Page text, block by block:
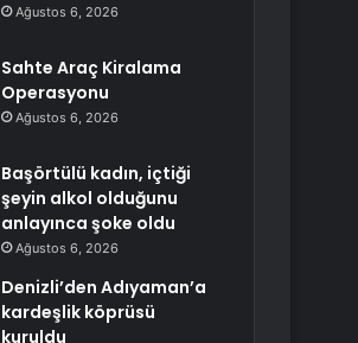
Ağustos 6, 2026
Sahte Araç Kiralama
Operasyonu
Ağustos 6, 2026
Başörtülü kadın, içtiği
şeyin alkol olduğunu
anlayınca şoke oldu
Ağustos 6, 2026
Denizli’den Adıyaman’a
kardeşlik köprüsü
kuruldu